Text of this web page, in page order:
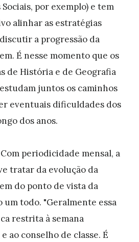
por exemplo) e tem
alinhar as estratégias
a progressão da
É nesse momento que os
de História e de Geografia
juntos os caminhos
eventuais dificuldades dos
dos anos.
Com periodicidade mensal, a
tratar da evolução da
do ponto de vista da
um todo. "Geralmente essa
restrita à semana
ao conselho de classe. É